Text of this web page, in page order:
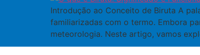
Introdução ao Conceito de Biruta A
familiarizadas com o termo. Embora
meteorologia. Neste artigo, vamos